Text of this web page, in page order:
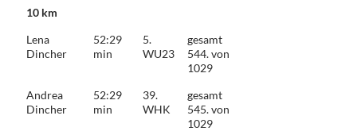
10 km
Lena
Dincher
52:29
min
5.
WU23
gesamt
544. von
1029
Andrea
Dincher
52:29
min
39.
WHK
gesamt
545. von
1029